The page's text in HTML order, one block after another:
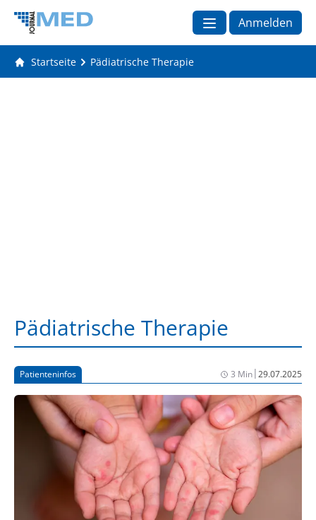
Anmelden
Startseite Pädiatrische Therapie
Pädiatrische Therapie
Patienteninfos 3 Min|29.07.2025